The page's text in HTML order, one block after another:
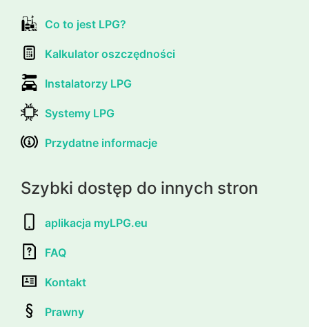
Co to jest LPG?
Kalkulator oszczędności
Instalatorzy LPG
Systemy LPG
Przydatne informacje
Szybki dostęp do innych stron
aplikacja myLPG.eu
FAQ
Kontakt
Prawny